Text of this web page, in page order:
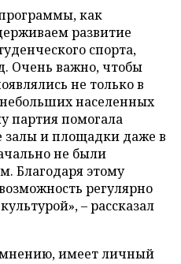
как
развитие
спорта,
Очень важно, чтобы
не только в
населенных
партия помогала
залы и площадки даже в
не были
Благодаря этому
регулярно
– рассказал
мнению, имеет личный